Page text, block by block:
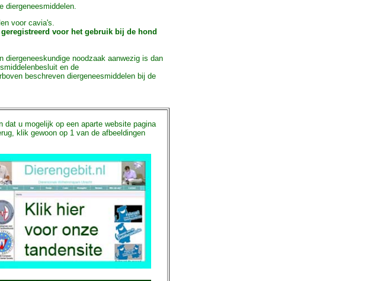
diergeneesmiddelen.
voor cavia's.
voor het gebruik bij de hond
diergeneeskundige noodzaak aanwezig is dan
en de
beschreven diergeneesmiddelen bij de
u mogelijk op een aparte website pagina
klik gewoon op 1 van de afbeeldingen